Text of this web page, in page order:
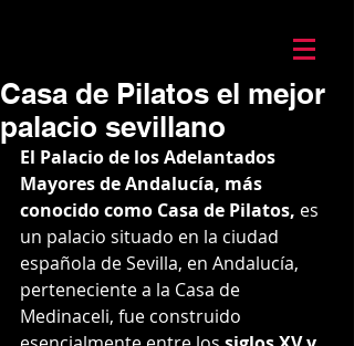
Casa de Pilatos el mejor
palacio sevillano
El Palacio de los Adelantados
Mayores de Andalucía, más
conocido como Casa de Pilatos, es
un palacio situado en la ciudad
española de Sevilla, en Andalucía,
perteneciente a la Casa de
Medinaceli, fue construido